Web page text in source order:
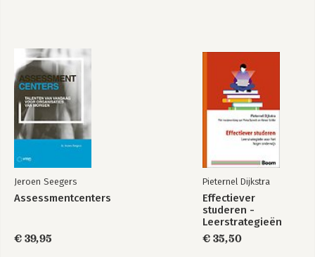
Jeroen Seegers
Assessmentcenters
€ 39,95
Pieternel Dijkstra
Effectiever
studeren -
Leerstrategieën
voor het hoger
onderwijs
€ 35,50